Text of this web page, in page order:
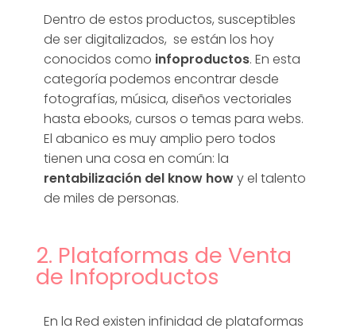
c
m
e
n
t
Dentro de estos productos, susceptibles
de ser digitalizados, se están los hoy
conocidos como infoproductos. En esta
categoría podemos encontrar desde
fotografías, música, diseños vectoriales
hasta ebooks, cursos o temas para webs.
El abanico es muy amplio pero todos
tienen una cosa en común: la
rentabilización del know howy el talento
de miles de personas.
2. Plataformas de Venta
de Infoproductos
En la Red existen infinidad de plataformas